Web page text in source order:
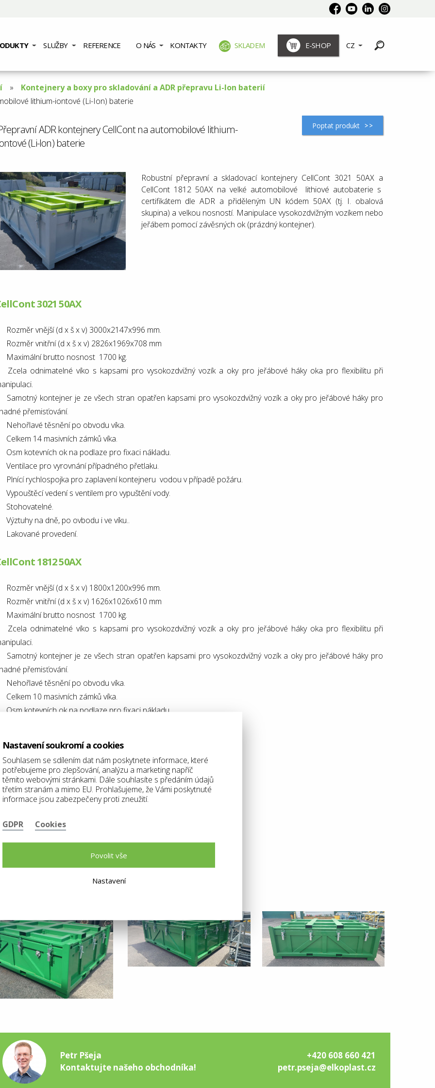
SLUŽBY REFERENCE O NÁS KONTAKTY SKLADEM E-SHOP CZ
Kontejnery a boxy pro skladování a ADR přepravu Li-Ion baterií
lithium-iontové (Li-Ion) baterie
ADR kontejnery CellCont na automobilové lithium-
(Li-Ion) baterie
Poptat produkt
Robustní přepravní a skladovací kontejnery CellCont 3021 50AX a
CellCont 1812 50AX na velké automobilové lithiové autobaterie s
certifikátem dle ADR a přiděleným UN kódem 50AX (tj. I. obalová
skupina) a velkou nosností. Manipulace vysokozdvižným vozíkem nebo
jeřábem pomocí závěsných ok (prázdný kontejner).
3021 50AX
Rozměr vnější (d x š x v) 3000x2147x996 mm.
Rozměr vnitřní (d x š x v) 2826x1969x708 mm
Maximální brutto nosnost 1700 kg.
Zcela odnimatelné víko s kapsami pro vysokozdvižný vozík a oky pro jeřábové háky oka pro flexibilitu při
Samotný kontejner je ze všech stran opatřen kapsami pro vysokozdvižný vozík a oky pro jeřábové háky pro
přemisťování.
Nehořlavé těsnění po obvodu víka.
Celkem 14 masivních zámků víka.
Osm kotevních ok na podlaze pro fixaci nákladu.
Ventilace pro vyrovnání případného přetlaku.
Plnící rychlospojka pro zaplavení kontejneru vodou v případě požáru.
Vypouštěcí vedení s ventilem pro vypuštění vody.
Stohovatelné.
Výztuhy na dně, po ovbodu i ve víku..
Lakované provedení.
1812 50AX
Rozměr vnější (d x š x v) 1800x1200x996 mm.
Rozměr vnitřní (d x š x v) 1626x1026x610 mm
Maximální brutto nosnost 1700 kg.
Zcela odnimatelné víko s kapsami pro vysokozdvižný vozík a oky pro jeřábové háky oka pro flexibilitu při
Samotný kontejner je ze všech stran opatřen kapsami pro vysokozdvižný vozík a oky pro jeřábové háky pro
přemisťování.
Nehořlavé těsnění po obvodu víka.
Celkem 10 masivních zámků víka.
Osm kotevních ok na podlaze pro fixaci nákladu.
Vypouštěcí vedení s ventilem pro vypuštění vody.
Stohovatelné.
Výztuhy na dně, po ovbodu i ve víku..
Lakované provedení.
rozměrové varianty dle požadavku zákazníka.
Petr Pšeja
Kontaktujte našeho obchodníka!
+420 608 660 421
petr.pseja@elkoplast.cz
Nastavení soukromí a cookies
Souhlasem se sdílením dat nám poskytnete informace, které
potřebujeme pro zlepšování, analýzu a marketing napříč
těmito webovými stránkami. Dále souhlasíte s předáním údajů
třetím stranám a mimo EU. Prohlašujeme, že Vámi poskytnuté
informace jsou zabezpečeny proti zneužití.
GDPR Cookies
Povolit vše
Nastavení